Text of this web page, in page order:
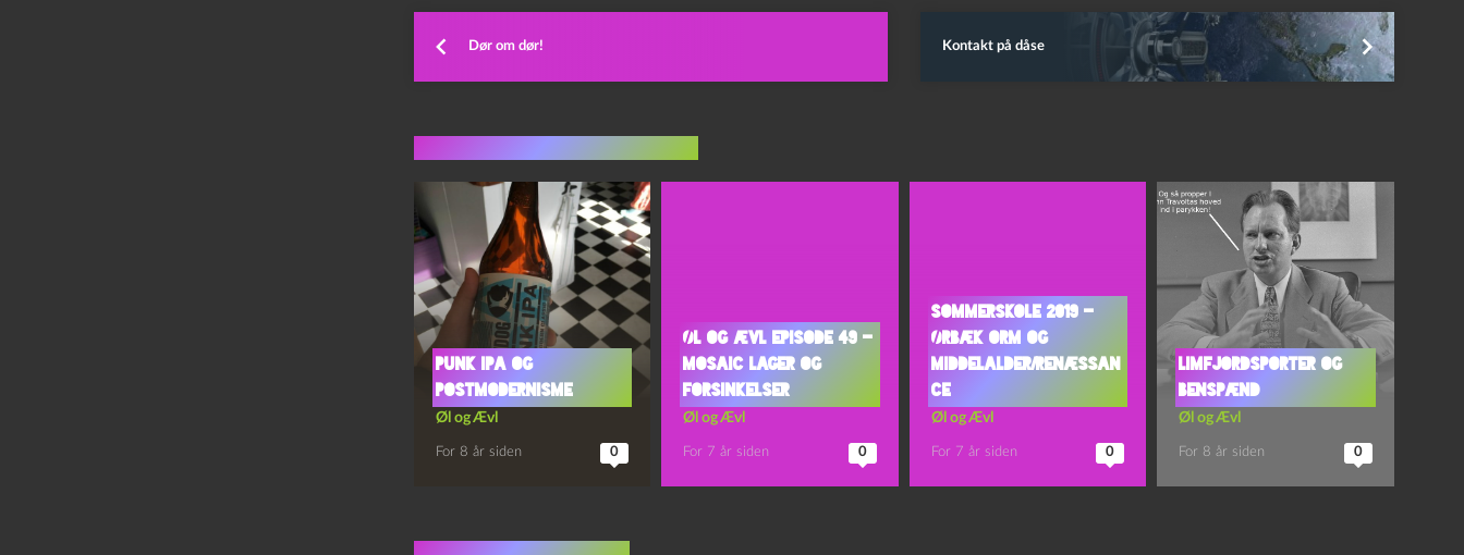
Dør om dør! Kontakt på dåse
Punk IPA og
Postmodernisme
Øl og Ævl
For 8 år siden 0
Øl og Ævl Episode 49 –
Mosaic Lager og
Forsinkelser
Øl og Ævl
For 7 år siden 0
Sommerskole 2019 –
Ørbæk Orm og
Middelalder/Renæssan
ce
Øl og Ævl
For 7 år siden 0
Limfjordsporter og
Benspænd
Øl og Ævl
For 8 år siden 0